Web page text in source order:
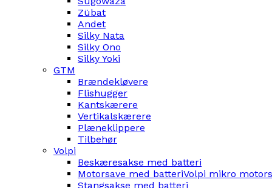
Zübat
Andet
Silky Nata
Silky Ono
Silky Yoki
GTM
Brændekløvere
Flishugger
Kantskærere
Vertikalskærere
Plæneklippere
Tilbehør
Volpi
Beskæresakse med batteri
Motorsave med batteriVolpi mikro
Stangsakse med batteri